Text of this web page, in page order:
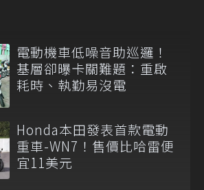
電動機車低噪音助巡邏！
基層卻曝卡關難題：重啟
耗時、執勤易沒電
Honda本田發表首款電動
重車-WN7！售價比哈雷便
宜11美元